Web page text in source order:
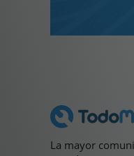
La mayor